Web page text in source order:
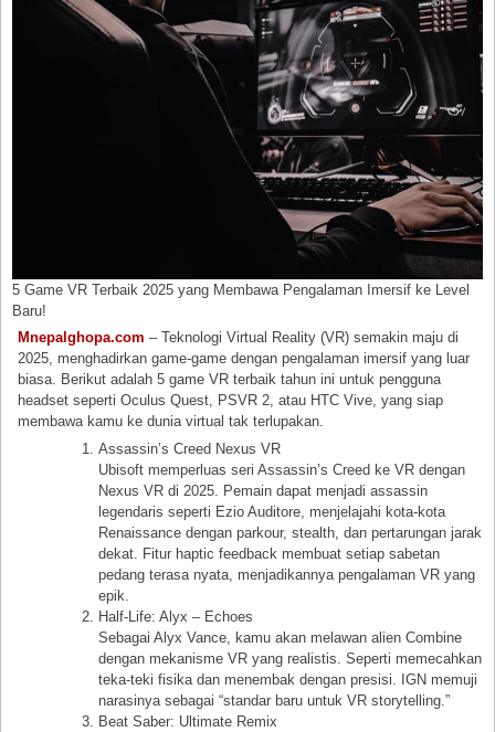
5 Game VR Terbaik 2025 yang Membawa Pengalaman Imersif ke Level
Baru!
Mnepalghopa.com – Teknologi Virtual Reality (VR) semakin maju di
2025, menghadirkan game-game dengan pengalaman imersif yang luar
biasa. Berikut adalah 5 game VR terbaik tahun ini untuk pengguna
headset seperti Oculus Quest, PSVR 2, atau HTC Vive, yang siap
membawa kamu ke dunia virtual tak terlupakan.
Assassin’s Creed Nexus VR
Ubisoft memperluas seri Assassin’s Creed ke VR dengan
Nexus VR di 2025. Pemain dapat menjadi assassin
legendaris seperti Ezio Auditore, menjelajahi kota-kota
Renaissance dengan parkour, stealth, dan pertarungan jarak
dekat. Fitur haptic feedback membuat setiap sabetan
pedang terasa nyata, menjadikannya pengalaman VR yang
epik.
Half-Life: Alyx – Echoes
Sebagai Alyx Vance, kamu akan melawan alien Combine
dengan mekanisme VR yang realistis. Seperti memecahkan
teka-teki fisika dan menembak dengan presisi. IGN memuji
narasinya sebagai “standar baru untuk VR storytelling.”
Beat Saber: Ultimate Remix